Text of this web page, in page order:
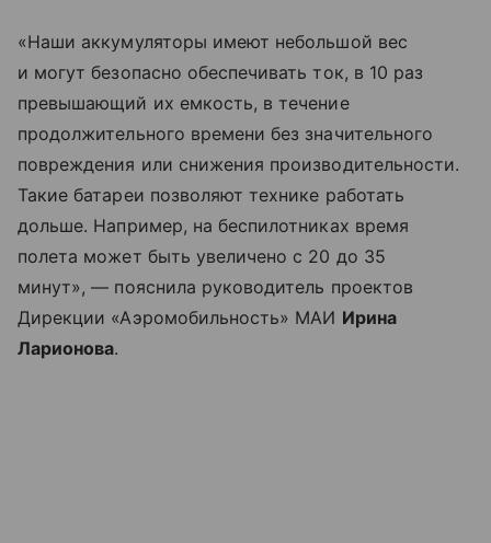
«Наши аккумуляторы имеют небольшой вес
и могут безопасно обеспечивать ток, в 10 раз
превышающий их емкость, в течение
продолжительного времени без значительного
повреждения или снижения производительности.
Такие батареи позволяют технике работать
дольше. Например, на беспилотниках время
полета может быть увеличено с 20 до 35
минут», — пояснила руководитель проектов
Дирекции «Аэромобильность» МАИ Ирина
Ларионова.